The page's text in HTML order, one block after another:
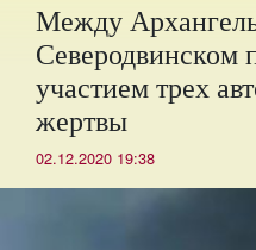
Между
участием трех
жертвы
02.12.2020 19:38